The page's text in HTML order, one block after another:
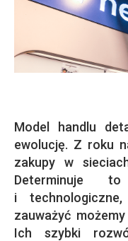
Model handlu
ewolucję. Z roku
zakupy w
Determinuje
i
zauważyć
Ich szybki